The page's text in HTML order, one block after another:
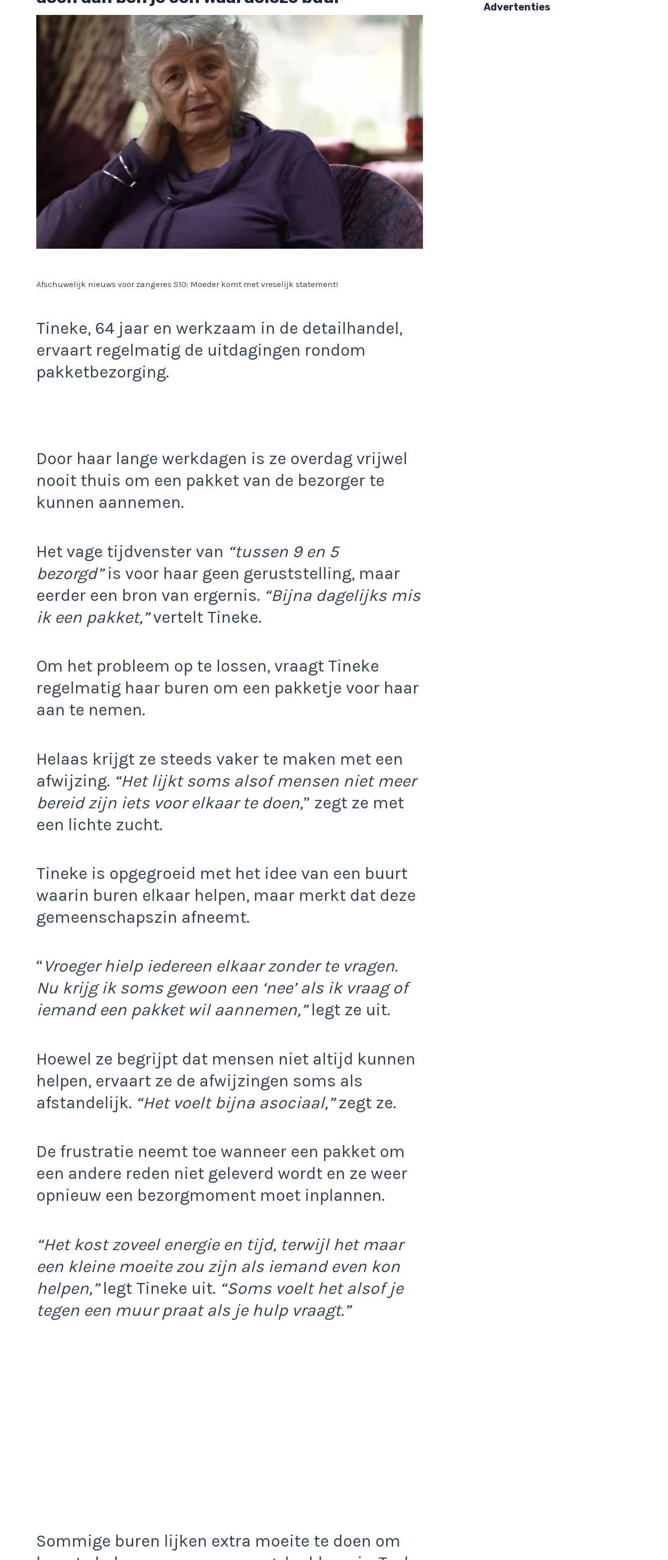
Afschuwelijk nieuws voor zangeres S10: Moeder komt met vreselijk statement!
Tineke, 64 jaar en werkzaam in de detailhandel,
ervaart regelmatig de uitdagingen rondom
pakketbezorging.
Door haar lange werkdagen is ze overdag vrijwel
nooit thuis om een pakket van de bezorger te
kunnen aannemen.
Het vage tijdvenster van “tussen 9 en 5
bezorgd”is voor haar geen geruststelling, maar
eerder een bron van ergernis. “Bijna dagelijks mis
ik een pakket,”vertelt Tineke.
Om het probleem op te lossen, vraagt Tineke
regelmatig haar buren om een pakketje voor haar
aan te nemen.
Helaas krijgt ze steeds vaker te maken met een
afwijzing. “Het lijkt soms alsof mensen niet meer
bereid zijn iets voor elkaar te doen,” zegt ze met
een lichte zucht.
Tineke is opgegroeid met het idee van een buurt
waarin buren elkaar helpen, maar merkt dat deze
gemeenschapszin afneemt.
“ Vroeger hielp iedereen elkaar zonder te vragen.
Nu krijg ik soms gewoon een ‘nee’ als ik vraag of
iemand een pakket wil aannemen,”legt ze uit.
Hoewel ze begrijpt dat mensen niet altijd kunnen
helpen, ervaart ze de afwijzingen soms als
afstandelijk. “Het voelt bijna asociaal,”zegt ze.
De frustratie neemt toe wanneer een pakket om
een andere reden niet geleverd wordt en ze weer
opnieuw een bezorgmoment moet inplannen.
“Het kost zoveel energie en tijd, terwijl het maar
een kleine moeite zou zijn als iemand even kon
helpen,”legt Tineke uit. “Soms voelt het alsof je
tegen een muur praat als je hulp vraagt.”
Sommige buren lijken extra moeite te doen om
Advertenties